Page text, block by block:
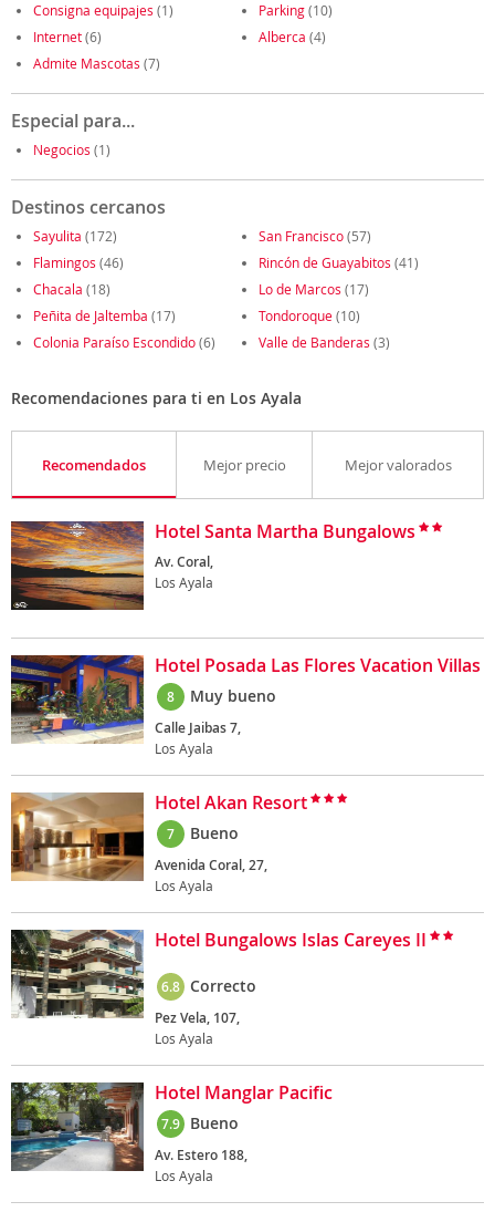
Consigna equipajes (1) Parking(10)
Internet(6) Alberca (4)
Admite Mascotas (7)
Especial para...
Negocios (1)
Destinos cercanos
Sayulita (172) San Francisco(57)
Flamingos (46) Rincón de Guayabitos (41)
Chacala (18) Lo de Marcos (17)
Peñita de Jaltemba (17) Tondoroque(10)
Colonia Paraíso Escondido(6) Valle de Banderas (3)
Recomendaciones para ti en Los Ayala
Recomendados Mejor precio Mejor valorados
Hotel Santa Martha Bungalows
Av. Coral,
Los Ayala
Hotel Posada Las Flores Vacation Villas
8 Muy bueno
Calle Jaibas 7,
Los Ayala
Hotel Akan Resort
7 Bueno
Avenida Coral, 27,
Los Ayala
Hotel Bungalows Islas Careyes II
6.8 Correcto
Pez Vela, 107,
Los Ayala
Hotel Manglar Pacific
7.9 Bueno
Av. Estero 188,
Los Ayala